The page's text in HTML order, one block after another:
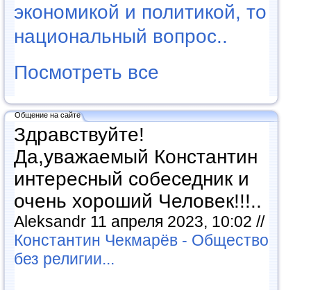
экономикой и политикой, то
национальный вопрос..
Посмотреть все
Общение на сайте
Здравствуйте!
Да,уважаемый Константин
интересный собеседник и
очень хороший Человек!!!..
Aleksandr 11 апреля 2023, 10:02 //
Константин Чекмарёв - Общество
без религии...